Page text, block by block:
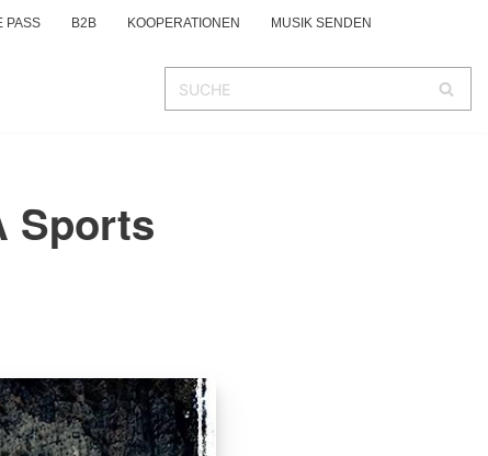
PASS B2B KOOPERATIONEN MUSIK SENDEN
Sports